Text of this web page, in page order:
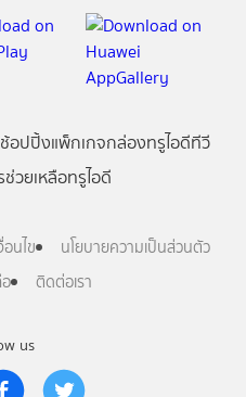
us
ช้อปปิ้งแพ็กเกจกล่องทรูไอดีทีวี
วยเหลือทรูไอดี
นไข
นโยบายความเป็นส่วนตัว
ติดต่อเรา